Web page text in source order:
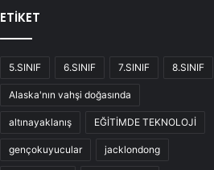
ETİKET
5.SINIF 6.SINIF 7.SINIF 8.SINIF
Alaska'nın vahşi doğasında
altınayaklanış EĞİTİMDE TEKNOLOJİ
gençokuyucular jacklondong